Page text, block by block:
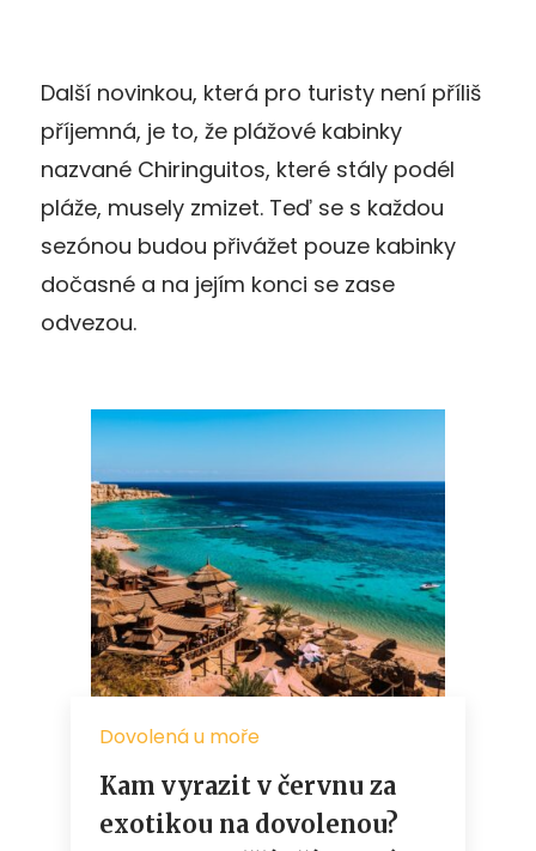
Další novinkou, která pro turisty není příliš
příjemná, je to, že plážové kabinky
nazvané Chiringuitos, které stály podél
pláže, musely zmizet. Teď se s každou
sezónou budou přivážet pouze kabinky
dočasné a na jejím konci se zase
odvezou.